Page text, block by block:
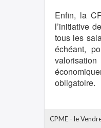
Enfin, la
l’initiative
tous les
échéant,
obligatoire.
CPME - le